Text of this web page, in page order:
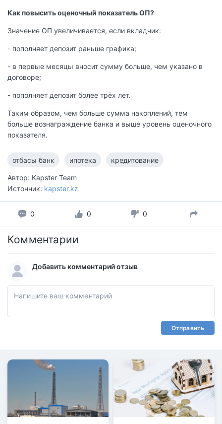
Как повысить оценочный показатель ОП?
Значение ОП увеличивается, если вкладчик:
- пополняет депозит раньше графика;
- в первые месяцы вносит сумму больше, чем указано в
договоре;
- пополняет депозит более трёх лет.
Таким образом, чем больше сумма накоплений, тем
больше вознаграждение банка и выше уровень оценочного
показателя.
отбасы банк ипотека кредитование
Автор: Kapster Team
Источник: kapster.kz
0 0 0
Комментарии
Добавить комментарий отзыв
Отправить